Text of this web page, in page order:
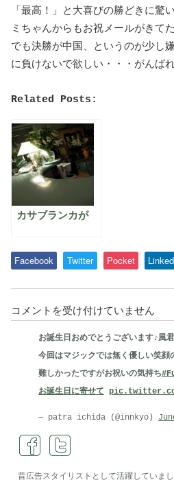
「最高！」と大喜びの勝どきに驚
ミちゃんからもお祝メールがきてた
でも決勝が中国、というのが少し
に負けないで欲しい・・・がんばれ
Related Posts:
カサブランカが
Facebook Twitter Pocket
カ
が・・・
は
コメントを受け付けていません
お誕生日おめでとうございます♪風
今回はマジックでは無く優しい笑
難しかったですがお祝いの気持ち
お誕生日に寄せて
— patra ichida (@innkyo)
昔広告スタイリストとして活躍していま